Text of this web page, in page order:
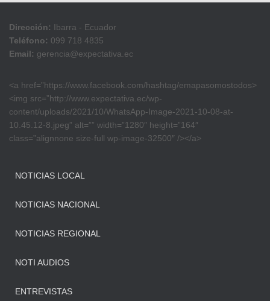
Dirección: Ibarra - Ecuador
Teléfono: 099 718 4835
Email: gerencia@expectativa.ec
<a href=”https://www.facebook.com/hashtag/emapasomostodos>
<img src=”http://www.expectativa.ec/wp-
content/uploads/2021/10/WhatsApp-Image-2021-10-08-at-
10.45.12-8.jpeg” alt=”” width=”1280″ height=”164″
class=”alignnone size-full wp-image-32500″ /></a>
NOTICIAS LOCAL
NOTICIAS NACIONAL
NOTICIAS REGIONAL
NOTI AUDIOS
ENTREVISTAS